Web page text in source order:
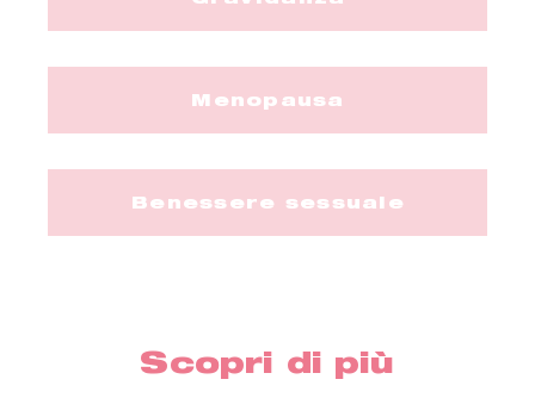
Menopausa
Benessere sessuale
Scopri di più